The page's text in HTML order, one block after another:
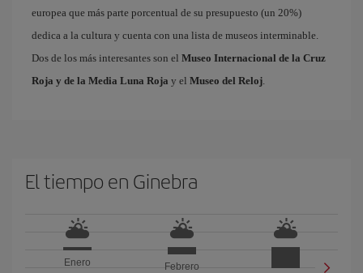
europea que más parte porcentual de su presupuesto (un 20%)
dedica a la cultura y cuenta con una lista de museos interminable.
Dos de los más interesantes son el Museo Internacional de la Cruz
Roja y de la Media Luna Roja y el Museo del Reloj.
El tiempo en Ginebra
Enero
Febrero